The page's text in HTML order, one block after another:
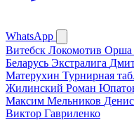
WhatsApp
Витебск Локомотив Орша
Беларусь Экстралига
Матерухин Турнирная
Жилинский Роман
Максим Мельников
Виктор Гавриленко